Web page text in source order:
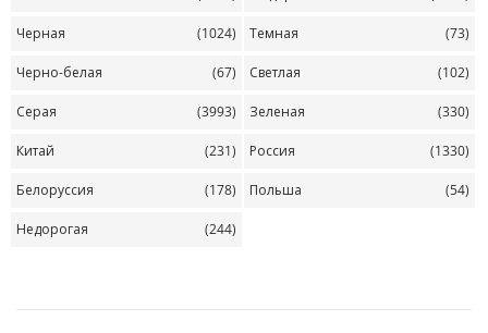
Черная (1024) Темная (73)
Черно-белая (67) Светлая (102)
Серая (3993) Зеленая (330)
Китай (231) Россия (1330)
Белоруссия (178) Польша (54)
Недорогая (244)